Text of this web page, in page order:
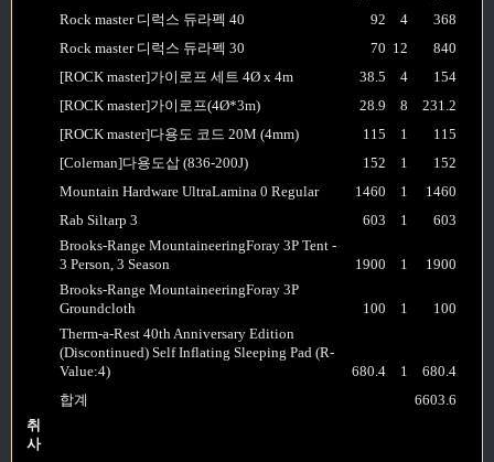
Rock master 디럭스 듀라펙 40
92 4
368
Rock master 디럭스 듀라펙 30
70 12
840
[ROCK master]가이로프 세트 4Ø x 4m
38.5 4
154
[ROCK master]가이로프(4Ø*3m)
28.9 8
231.2
[ROCK master]다용도 코드 20M (4mm)
115 1
115
[Coleman]다용도삽 (836-200J)
152 1
152
Mountain Hardware UltraLamina 0 Regular
1460 1
1460
Rab Siltarp 3
603 1
603
Brooks-Range MountaineeringForay 3P Tent -
3 Person, 3 Season
1900 1
1900
Brooks-Range MountaineeringForay 3P
Groundcloth
100 1
100
Therm-a-Rest 40th Anniversary Edition
(Discontinued) Self Inflating Sleeping Pad (R-
Value:4)
680.4 1
680.4
합계
6603.6
취
사